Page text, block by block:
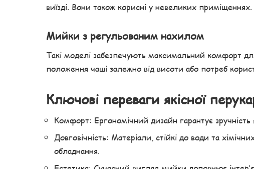
виїзді. Вони також корисні у невеликих приміщеннях.
Мийки з регульованим нахилом
Такі моделі забезпечують максимальний комфорт
положення чаші залежно від висоти або потреб
Ключові переваги якісної
Комфорт: Ергономічний дизайн гарантує зручність
Довговічність: Матеріали, стійкі до води та
обладнання.